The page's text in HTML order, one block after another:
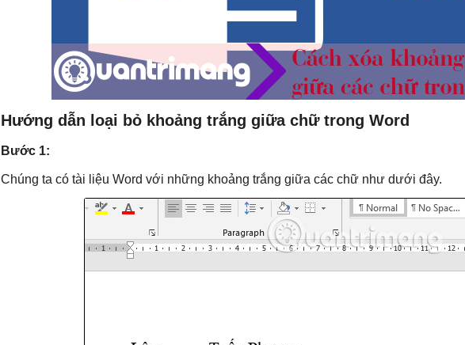
Hướng dẫn loại bỏ khoảng trắng giữa chữ trong Word
Bước 1:
Chúng ta có tài liệu Word với những khoảng trắng giữa các chữ như dưới đây.